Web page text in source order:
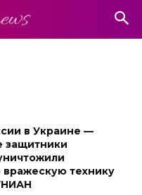
в Украине —
защитники
технику